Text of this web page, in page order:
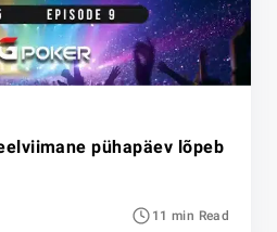
pühapäev lõpeb
11 min Read